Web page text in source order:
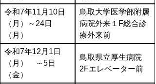
令和7年11月10日
（月）～24日
（月）
鳥取大学医学部附属
病院外来１F総合診
療外来前
令和7年12月1日
（月） ～5日
（金）
鳥取県立厚生病院
2Fエレベーター前